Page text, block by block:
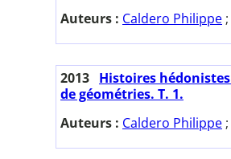
Auteurs : Caldero Philippe ;
2013 Histoires
de géométries. T. 1.
Auteurs : Caldero Philippe ;